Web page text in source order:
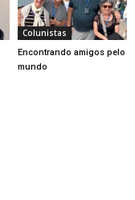
Colunistas
Encontrando amigos pelo
mundo